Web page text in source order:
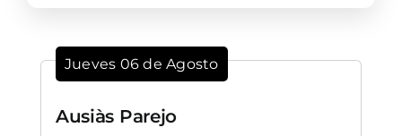
Jueves 06 de Agosto
Ausiàs Parejo